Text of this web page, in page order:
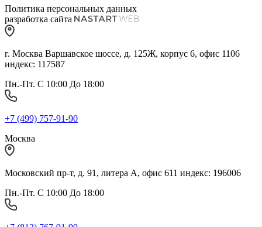
Политика персональных данных
разработка сайта
г. Москва Варшавское шоссе, д. 125Ж, корпус 6, офис 1106
индекс: 117587
Пн.-Пт. С 10:00 До 18:00
+7 (499) 757-91-90
Москва
Московский пр-т, д. 91, литера А, офис 611 индекс: 196006
Пн.-Пт. С 10:00 До 18:00